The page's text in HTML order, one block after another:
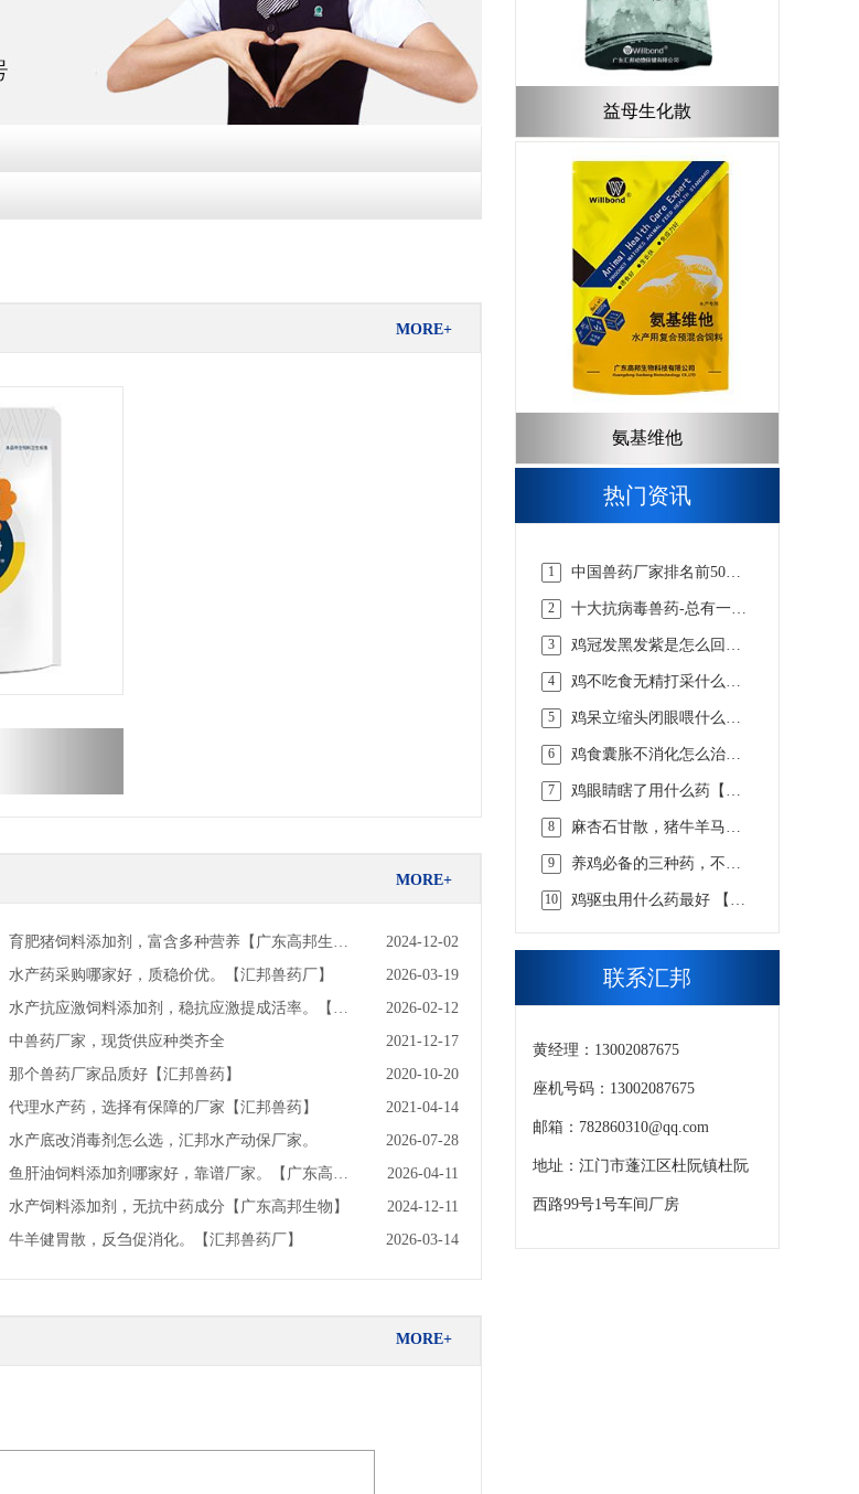
MORE+
MORE+
育肥猪饲料添加剂，富含多种营养【广东高邦生
物】
2024-12-02
水产药采购哪家好，质稳价优。【汇邦兽药厂】
2026-03-19
水产抗应激饲料添加剂，稳抗应激提成活率。【高
邦饲料添加剂厂家】
2026-02-12
中兽药厂家，现货供应种类齐全
2021-12-17
那个兽药厂家品质好【汇邦兽药】
2020-10-20
代理水产药，选择有保障的厂家【汇邦兽药】
2021-04-14
水产底改消毒剂怎么选，汇邦水产动保厂家。
2026-07-28
鱼肝油饲料添加剂哪家好，靠谱厂家。【广东高邦
生物】
2026-04-11
水产饲料添加剂，无抗中药成分【广东高邦生物】
2024-12-11
牛羊健胃散，反刍促消化。【汇邦兽药厂】 2026-03-14
MORE+
益母生化散
氨基维他
热门资讯
1
中国兽药厂家排名前50
药】
2
十大抗病毒兽药-总有一款
3
鸡冠发黑发紫是怎么回事
合适 【汇邦兽药】
4
鸡不吃食无精打采什么病
5
鸡呆立缩头闭眼喂什么药
6
鸡食囊胀不消化怎么治，
药】
7
鸡眼睛瞎了用什么药【汇
8
麻杏石甘散，猪牛羊马兔
9
养鸡必备的三种药，不知
10
鸡驱虫用什么药最好 【汇
联系汇邦
黄经理：13002087675
座机号码：13002087675
邮箱：782860310@qq.com
地址：江门市蓬江区杜阮镇杜阮
西路99号1号车间厂房